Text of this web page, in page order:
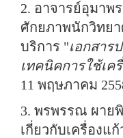
2. อาจารย์อุมา
ศักยภาพนักวิทย
บริการ "เอกสาร
เทคนิคการใช้เค
11 พฤษภาคม
3. พรพรรณ ผาย
เกี่ยวกับเครื่องแ